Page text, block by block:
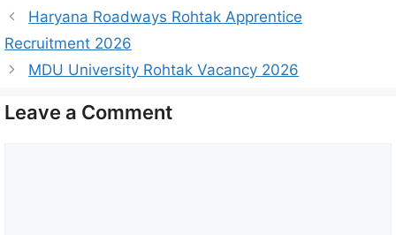
Haryana Roadways Rohtak Apprentice
Recruitment 2026
MDU University Rohtak Vacancy 2026
Leave a Comment